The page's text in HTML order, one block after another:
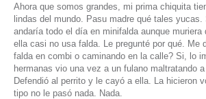
Ahora que somos grandes, mi prima chiquita
lindas del mundo. Pasu madre qué tales
andaría todo el día en minifalda aunque muriera
ella casi no usa falda. Le pregunté por qué. Me
falda en combi o caminando en la calle? Si, lo
hermanas vio una vez a un fulano maltratando a
Defendió al perrito y le cayó a ella. La hicieron
tipo no le pasó nada. Nada.